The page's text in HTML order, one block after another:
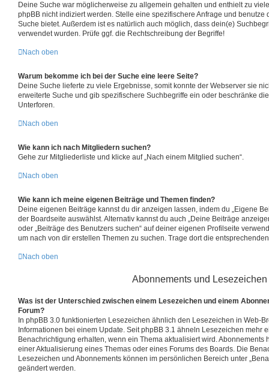
Deine Suche war möglicherweise zu allgemein gehalten und enthielt zu
phpBB nicht indiziert werden. Stelle eine spezifischere Anfrage und benutze
Suche bietet. Außerdem ist es natürlich auch möglich, dass dein(e)
verwendet wurden. Prüfe ggf. die Rechtschreibung der Begriffe!
Nach oben
Warum bekomme ich bei der Suche eine leere Seite?
Deine Suche lieferte zu viele Ergebnisse, somit konnte der Webserver sie
erweiterte Suche und gib spezifischere Suchbegriffe ein oder beschränke
Unterforen.
Nach oben
Wie kann ich nach Mitgliedern suchen?
Gehe zur Mitgliederliste und klicke auf „Nach einem Mitglied suchen“.
Nach oben
Wie kann ich meine eigenen Beiträge und Themen finden?
Deine eigenen Beiträge kannst du dir anzeigen lassen, indem du „Eigene
der Boardseite auswählst. Alternativ kannst du auch „Deine Beiträge
oder „Beiträge des Benutzers suchen“ auf deiner eigenen Profilseite
um nach von dir erstellen Themen zu suchen. Trage dort die
Nach oben
Abonnements und Lesezeichen
Was ist der Unterschied zwischen einem Lesezeichen und einem
Forum?
In phpBB 3.0 funktionierten Lesezeichen ähnlich den Lesezeichen in Web-
Informationen bei einem Update. Seit phpBB 3.1 ähneln Lesezeichen mehr
Benachrichtigung erhalten, wenn ein Thema aktualisiert wird. Abonnements
einer Aktualisierung eines Themas oder eines Forums des Boards. Die
Lesezeichen und Abonnements können im persönlichen Bereich unter
geändert werden.